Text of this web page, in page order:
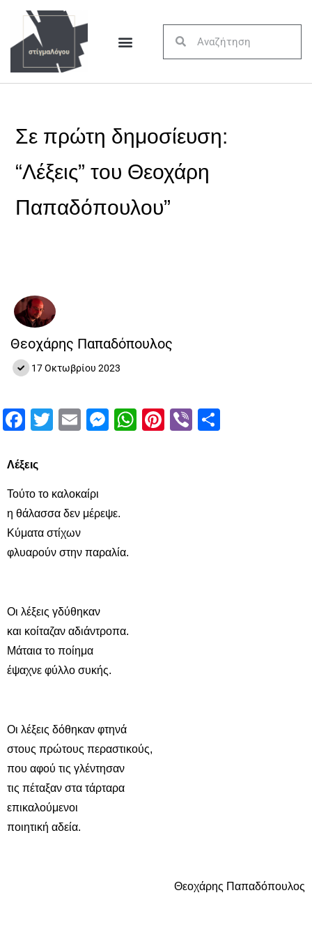
Σε πρώτη δημοσίευση:
“Λέξεις” του Θεοχάρη
Παπαδόπουλου”
Θεοχάρης Παπαδόπουλος
17 Οκτωβρίου 2023
Facebook
Twitter
EmailMessenger
WhatsApp
Pinterest
Viber
Λέξεις
Τούτο το καλοκαίρι
η θάλασσα δεν μέρεψε.
Κύματα στίχων
φλυαρούν στην παραλία.
Οι λέξεις γδύθηκαν
και κοίταζαν αδιάντροπα.
Μάταια το ποίημα
έψαχνε φύλλο συκής.
Οι λέξεις δόθηκαν φτηνά
στους πρώτους περαστικούς,
που αφού τις γλέντησαν
τις πέταξαν στα τάρταρα
επικαλούμενοι
ποιητική αδεία.
Θεοχάρης Παπαδόπουλος